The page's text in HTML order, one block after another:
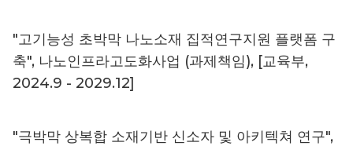
"고기능성 초박막 나노소재 집적연구지원 플랫폼 구
축", 나노인프라고도화사업 (과제책임), [교육부,
2024.9 - 2029.12]
"극박막 상복합 소재기반 신소자 및 아키텍쳐 연구",